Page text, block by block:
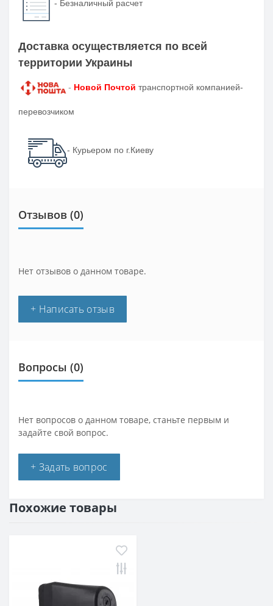
- Безналичный расчет
Доставка осуществляется по всей
территории Украины
- Новой Почтой транспортной компанией-
перевозчиком
- Курьером по г.Киеву
Отзывов (0)
Нет отзывов о данном товаре.
+ Написать отзыв
Вопросы (0)
Нет вопросов о данном товаре, станьте первым и
задайте свой вопрос.
+ Задать вопрос
Похожие товары